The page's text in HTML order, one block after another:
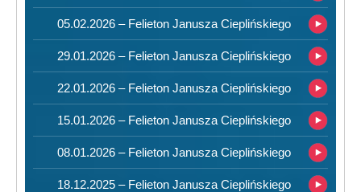
05.02.2026 – Felieton Janusza Cieplińskiego
29.01.2026 – Felieton Janusza Cieplińskiego
22.01.2026 – Felieton Janusza Cieplińskiego
15.01.2026 – Felieton Janusza Cieplińskiego
08.01.2026 – Felieton Janusza Cieplińskiego
18.12.2025 – Felieton Janusza Cieplińskiego